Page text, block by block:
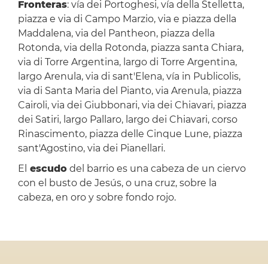
Fronteras: vía dei Portoghesi, vía della Stelletta,
piazza e via di Campo Marzio, via e piazza della
Maddalena, via del Pantheon, piazza della
Rotonda, via della Rotonda, piazza santa Chiara,
via di Torre Argentina, largo di Torre Argentina,
largo Arenula, via di sant'Elena, vía in Publicolis,
via di Santa Maria del Pianto, via Arenula, piazza
Cairoli, via dei Giubbonari, via dei Chiavari, piazza
dei Satiri, largo Pallaro, largo dei Chiavari, corso
Rinascimento, piazza delle Cinque Lune, piazza
sant'Agostino, via dei Pianellari.
El escudodel barrio es una cabeza de un ciervo
con el busto de Jesús, o una cruz, sobre la
cabeza, en oro y sobre fondo rojo.